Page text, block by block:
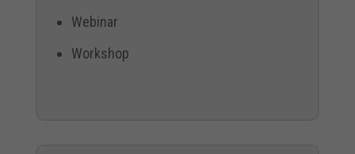
Webinar
Workshop